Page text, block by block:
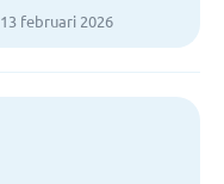
februari 2026